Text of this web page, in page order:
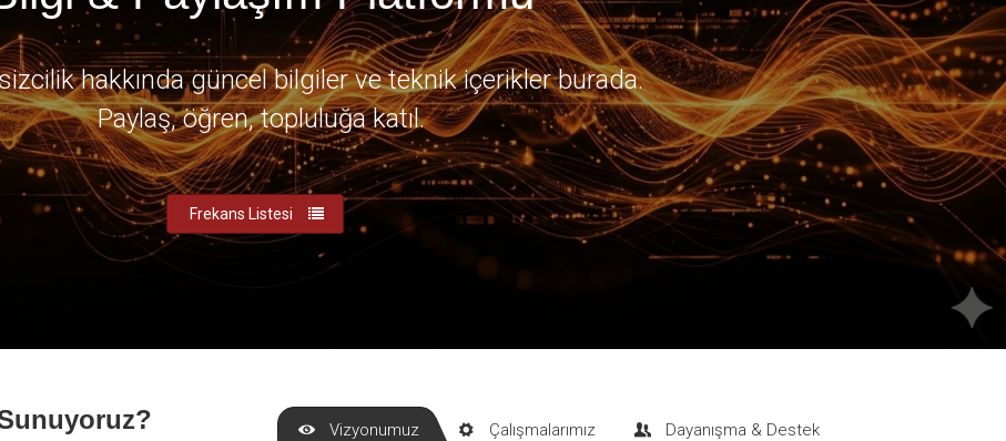
hakkında güncel bilgiler ve teknik içerikler burada.
Paylaş, öğren, topluluğa katıl.
Frekans Listesi
Vizyonumuz Çalışmalarımız Dayanışma & Destek